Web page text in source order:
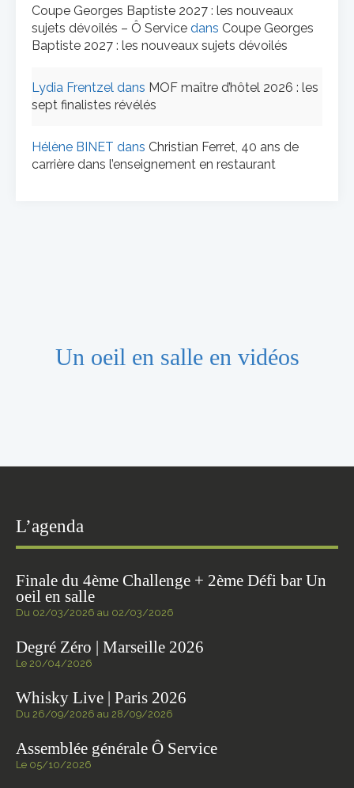
Coupe Georges Baptiste 2027 : les nouveaux
sujets dévoilés – Ô Service dans Coupe Georges
Baptiste 2027 : les nouveaux sujets dévoilés
Lydia Frentzel dans MOF maître d’hôtel 2026 : les
sept finalistes révélés
Hélène BINET dans Christian Ferret, 40 ans de
carrière dans l’enseignement en restaurant
Un oeil en salle en vidéos
L’agenda
Finale du 4ème Challenge + 2ème Défi bar Un
oeil en salle
Du 02/03/2026 au 02/03/2026
Degré Zéro | Marseille 2026
Le 20/04/2026
Whisky Live | Paris 2026
Du 26/09/2026 au 28/09/2026
Assemblée générale Ô Service
Le 05/10/2026